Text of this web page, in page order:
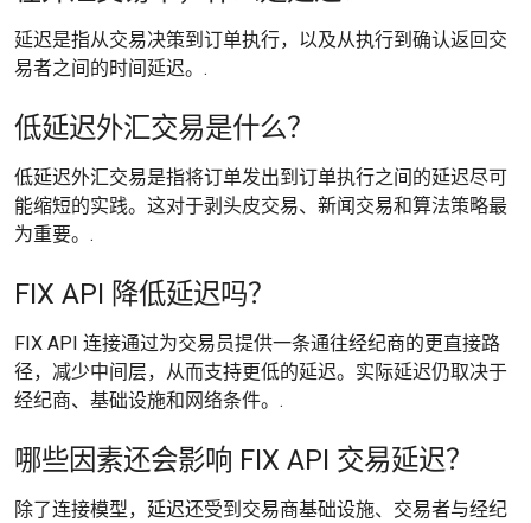
延迟是指从交易决策到订单执行，以及从执行到确认返回交
易者之间的时间延迟。.
低延迟外汇交易是什么？
低延迟外汇交易是指将订单发出到订单执行之间的延迟尽可
能缩短的实践。这对于剥头皮交易、新闻交易和算法策略最
为重要。.
FIX API 降低延迟吗？
FIX API 连接通过为交易员提供一条通往经纪商的更直接路
径，减少中间层，从而支持更低的延迟。实际延迟仍取决于
经纪商、基础设施和网络条件。.
哪些因素还会影响 FIX API 交易延迟？
除了连接模型，延迟还受到交易商基础设施、交易者与经纪